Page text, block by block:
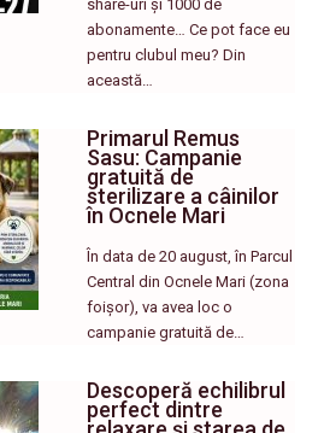
share-uri și 1000 de
abonamente… Ce pot face eu
pentru clubul meu? Din
această…
Primarul Remus
Sasu: Campanie
gratuită de
sterilizare a câinilor
în Ocnele Mari
În data de 20 august, în Parcul
Central din Ocnele Mari (zona
foișor), va avea loc o
campanie gratuită de…
Descoperă echilibrul
perfect dintre